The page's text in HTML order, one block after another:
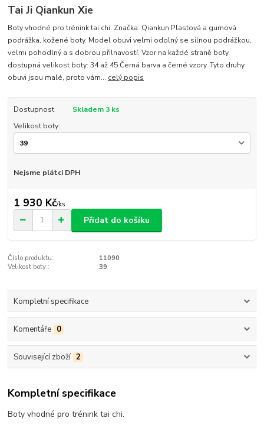
Tai Ji Qiankun Xie
Boty vhodné pro trénink tai chi. Značka: Qiankun Plastová a gumová
podrážka, kožené boty. Model obuvi velmi odolný se silnou podrážkou,
velmi pohodlný a s dobrou přilnavostí. Vzor na každé straně boty.
dostupná velikost boty: 34 až 45 Černá barva a černé vzory. Tyto druhy
obuvi jsou malé, proto vám... celý popis
Dostupnost
Skladem 3 ks
Velikost boty:
Nejsme plátci DPH
1 930 Kč/ks
Přidat do košíku
Číslo produktu:
11090
Velikost boty::
39
Kompletní specifikace
Komentáře 0
Související zboží 2
Kompletní specifikace
Boty vhodné pro trénink tai chi.